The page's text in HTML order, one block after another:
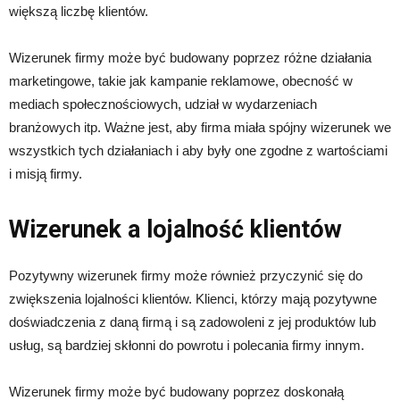
większą liczbę klientów.
Wizerunek firmy może być budowany poprzez różne działania
marketingowe, takie jak kampanie reklamowe, obecność w
mediach społecznościowych, udział w wydarzeniach
branżowych itp. Ważne jest, aby firma miała spójny wizerunek we
wszystkich tych działaniach i aby były one zgodne z wartościami
i misją firmy.
Wizerunek a lojalność klientów
Pozytywny wizerunek firmy może również przyczynić się do
zwiększenia lojalności klientów. Klienci, którzy mają pozytywne
doświadczenia z daną firmą i są zadowoleni z jej produktów lub
usług, są bardziej skłonni do powrotu i polecania firmy innym.
Wizerunek firmy może być budowany poprzez doskonałą